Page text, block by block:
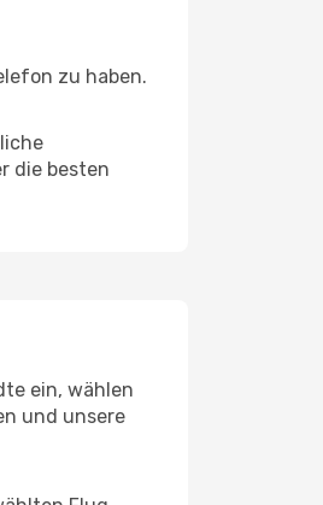
zu haben.
die besten
ein, wählen
und unsere